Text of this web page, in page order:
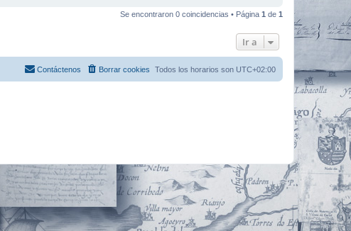
Se encontraron 0 coincidencias • Página 1 de 1
Ir a
Todos los horarios son UTC+02:00
Borrar cookies
Contáctenos